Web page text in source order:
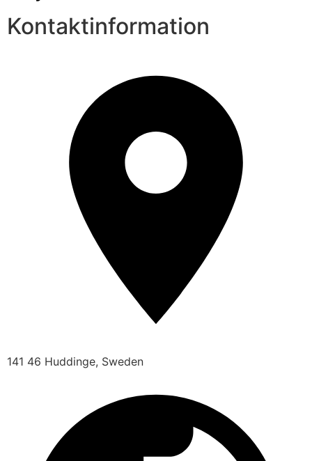
Kontaktinformation
141 46 Huddinge, Sweden